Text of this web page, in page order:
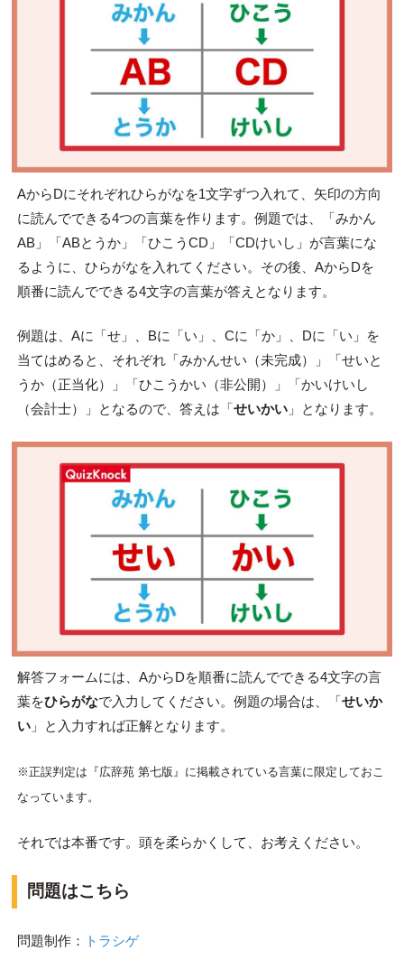
AからDにそれぞれひらがなを1文字ずつ入れて、矢印の方向
に読んでできる4つの言葉を作ります。例題では、「みかん
AB」「ABとうか」「ひこうCD」「CDけいし」が言葉にな
るように、ひらがなを入れてください。その後、AからDを
順番に読んでできる4文字の言葉が答えとなります。
例題は、Aに「せ」、Bに「い」、Cに「か」、Dに「い」を
当てはめると、それぞれ「みかんせい（未完成）」「せいと
うか（正当化）」「ひこうかい（非公開）」「かいけいし
（会計士）」となるので、答えは「せいかい」となります。
解答フォームには、AからDを順番に読んでできる4文字の言
葉をひらがなで入力してください。例題の場合は、「せいか
い」と入力すれば正解となります。
※正誤判定は『広辞苑 第七版』に掲載されている言葉に限定しておこ
なっています。
それでは本番です。頭を柔らかくして、お考えください。
問題はこちら
問題制作： トラシゲ